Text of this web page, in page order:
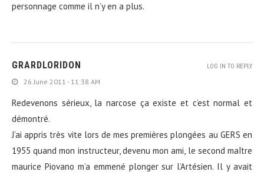
personnage comme il n’y en a plus.
GRARDLORIDON
26 June 2011 - 11:38 AM
Redevenons sérieux, la narcose ça existe et c’est normal et
démontré.
J’ai appris très vite lors de mes premières plongées au GERS en
1955 quand mon instructeur, devenu mon ami, le second maître
maurice Piovano m’a emmené plonger sur l’Artésien. Il y avait
LOG IN TO REPLY